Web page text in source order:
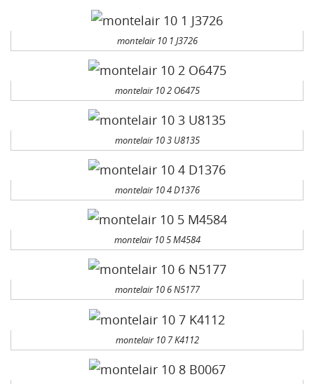
montelair 10 1 J3726
montelair 10 2 O6475
montelair 10 3 U8135
montelair 10 4 D1376
montelair 10 5 M4584
montelair 10 6 N5177
montelair 10 7 K4112